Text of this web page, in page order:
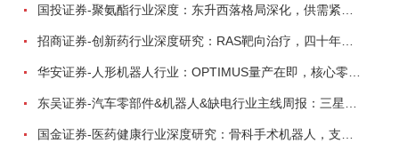
招商证券-创新药行业深度研究：RAS靶向治疗，四十年不可成药的终结，与终结之后的治疗格局演化-260805